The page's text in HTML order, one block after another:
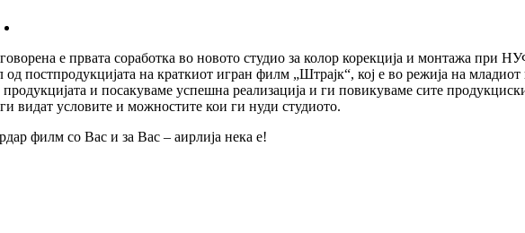
е првата соработка во новото студио за колор корекција и монтажа при
од постпродукцијата на краткиот игран филм „Штрајк“, кој е во режија на
и посакуваме успешна реализација и ги повикуваме сите
видат условите и можностите кои ги нуди студиото.
филм со Вас и за Вас – аирлија нека е!